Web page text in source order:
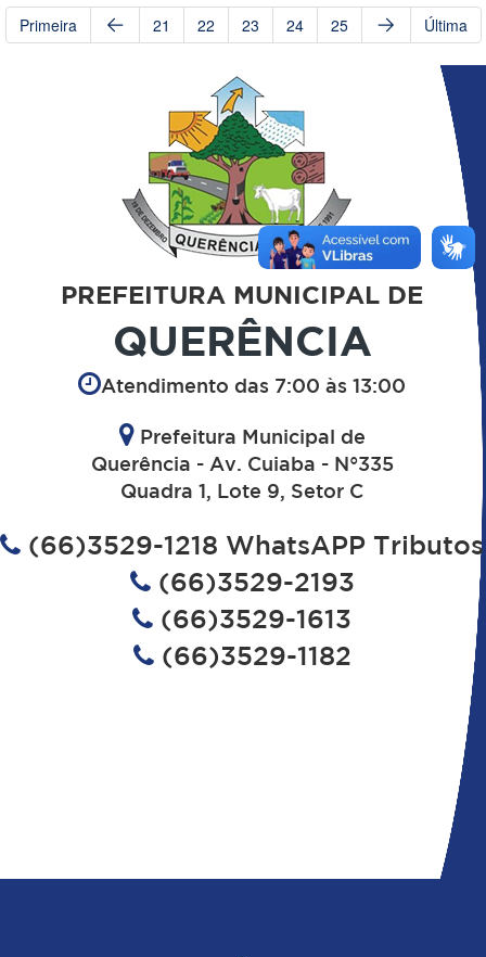
Primeira 21 22 23 24 25 Última
PREFEITURA MUNICIPAL DE
QUERÊNCIA
Atendimento das 7:00 às 13:00
Prefeitura Municipal de
Querência - Av. Cuiaba - N°335
Quadra 1, Lote 9, Setor C
(66)3529-1218 WhatsAPP Tributos
(66)3529-2193
(66)3529-1613
(66)3529-1182